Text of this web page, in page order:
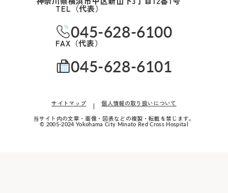
TEL（代表）
045-628-6100
FAX（代表）
045-628-6101
サイトマップ 個人情報の取り扱いについて
当サイト内の文章・画像・図表などの複製・転載を禁じます。
© 2005-2024 Yokohama City Minato Red Cross Hospital